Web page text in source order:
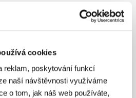
cookies
reklam, poskytování funkcí
naší návštěvnosti využíváme
o tom, jak náš web používáte,
08:00
Chica Checa
08:30